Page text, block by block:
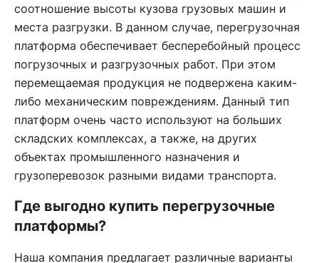
соотношение высоты кузова грузовых машин и
места разгрузки. В данном случае, перегрузочная
платформа обеспечивает бесперебойный процесс
погрузочных и разгрузочных работ. При этом
перемещаемая продукция не подвержена каким-
либо механическим повреждениям. Данный тип
платформ очень часто используют на больших
складских комплексах, а также, на других
объектах промышленного назначения и
грузоперевозок разными видами транспорта.
Где выгодно купить перегрузочные
платформы?
Наша компания предлагает различные варианты